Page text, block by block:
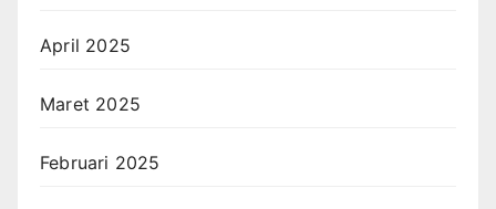
April 2025
Maret 2025
Februari 2025